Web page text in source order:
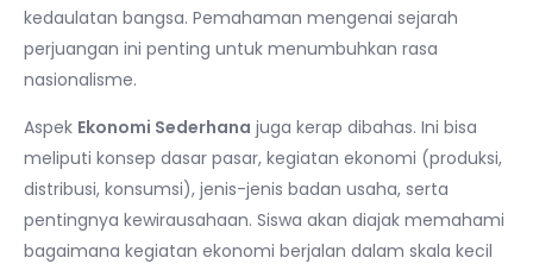
kedaulatan bangsa. Pemahaman mengenai sejarah
perjuangan ini penting untuk menumbuhkan rasa
nasionalisme.
Aspek Ekonomi Sederhana juga kerap dibahas. Ini bisa
meliputi konsep dasar pasar, kegiatan ekonomi (produksi,
distribusi, konsumsi), jenis-jenis badan usaha, serta
pentingnya kewirausahaan. Siswa akan diajak memahami
bagaimana kegiatan ekonomi berjalan dalam skala kecil